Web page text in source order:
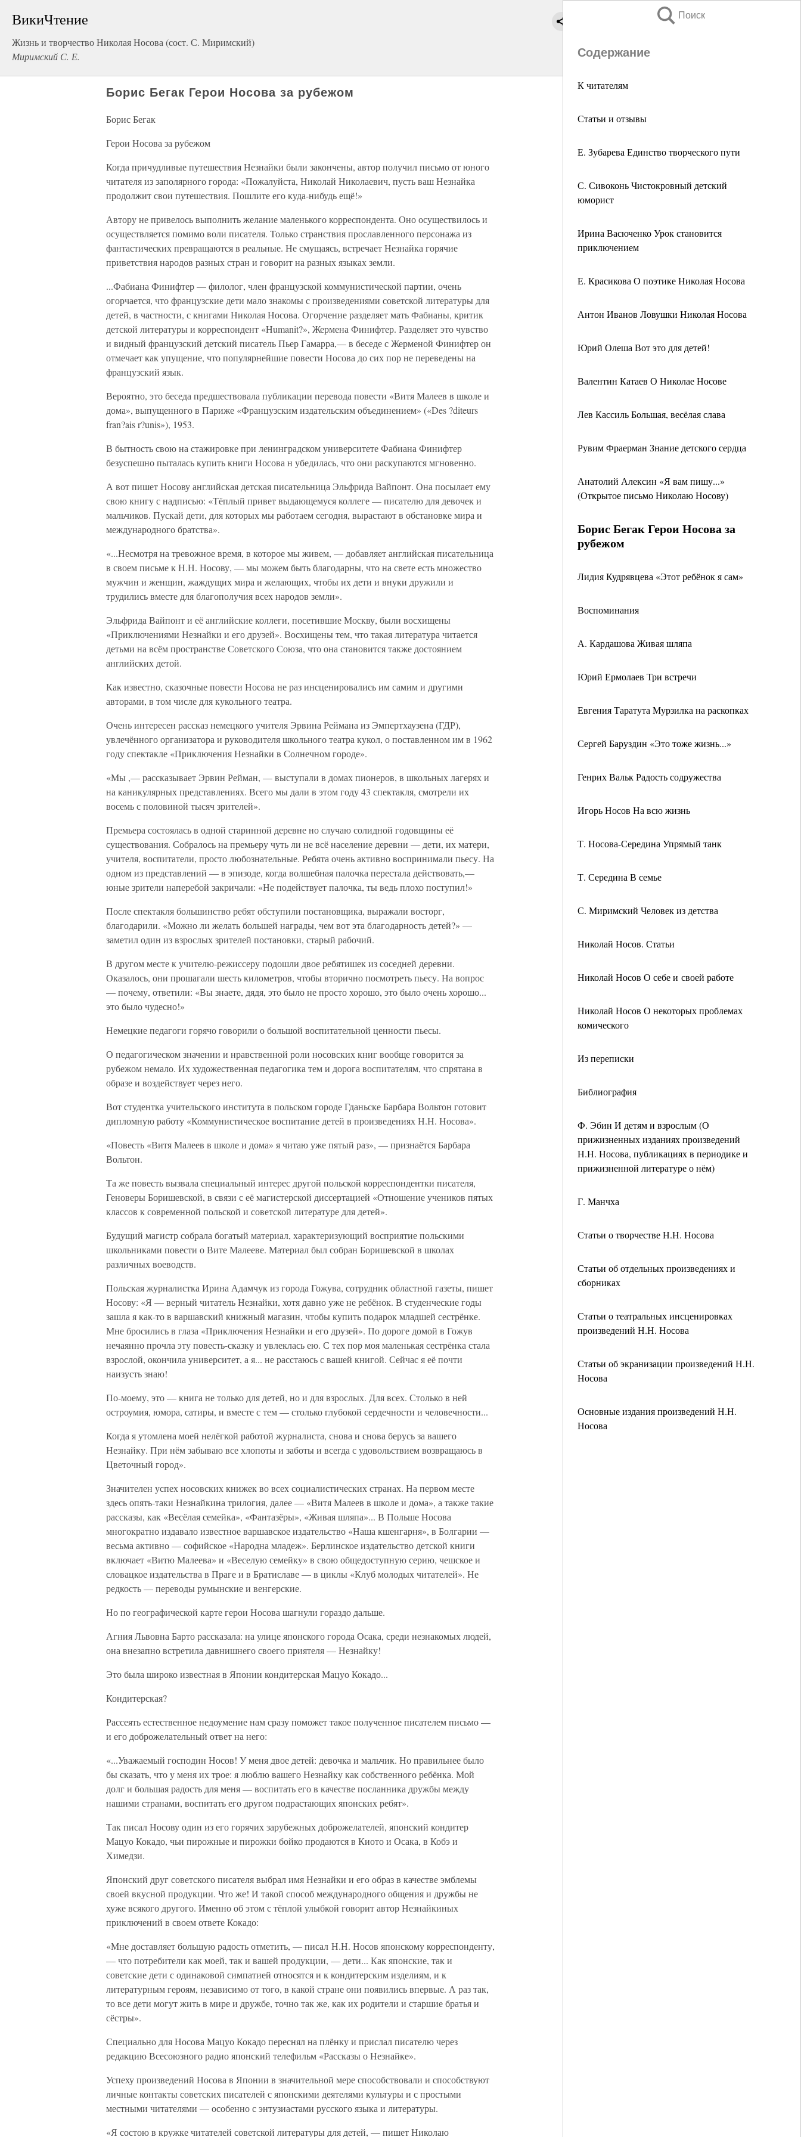
ВикиЧтение
Жизнь и творчество Николая Носова (сост. С. Миримский)
Миримский С. Е.
Поиск
Содержание
К читателям
Статьи и отзывы
Е. Зубарева Единство творческого пути
С. Сивоконь Чистокровный детский
юморист
Ирина Васюченко Урок становится
приключением
Е. Красикова О поэтике Николая Носова
Антон Иванов Ловушки Николая Носова
Юрий Олеша Вот это для детей!
Валентин Катаев О Николае Носове
Лев Кассиль Большая, весёлая слава
Рувим Фраерман Знание детского сердца
Анатолий Алексин «Я вам пишу...»
(Открытое письмо Николаю Носову)
Борис Бегак Герои Носова за
рубежом
Лидия Кудрявцева «Этот ребёнок я сам»
Воспоминания
А. Кардашова Живая шляпа
Юрий Ермолаев Три встречи
Евгения Таратута Мурзилка на раскопках
Сергей Баруздин «Это тоже жизнь...»
Генрих Вальк Радость содружества
Игорь Носов На всю жизнь
Т. Носова-Середина Упрямый танк
Т. Середина В семье
С. Миримский Человек из детства
Николай Носов. Статьи
Николай Носов О себе и своей работе
Николай Носов О некоторых проблемах
комического
Из переписки
Библиография
Ф. Эбин И детям и взрослым (О
прижизненных изданиях произведений
Н.Н. Носова, публикациях в периодике и
прижизненной литературе о нём)
Г. Манчха
Статьи о творчестве Н.Н. Носова
Статьи об отдельных произведениях и
сборниках
Статьи о театральных инсценировках
произведений Н.Н. Носова
Статьи об экранизации произведений Н.Н.
Носова
Основные издания произведений Н.Н.
Носова
Борис Бегак Герои Носова за рубежом
Борис Бегак
Герои Носова за рубежом
Когда причудливые путешествия Незнайки были закончены, автор получил письмо от юного
читателя из заполярного города: «Пожалуйста, Николай Николаевич, пусть ваш Незнайка
продолжит свои путешествия. Пошлите его куда-нибудь ещё!»
Автору не привелось выполнить желание маленького корреспондента. Оно осуществилось и
осуществляется помимо воли писателя. Только странствия прославленного персонажа из
фантастических превращаются в реальные. Не смущаясь, встречает Незнайка горячие
приветствия народов разных стран и говорит на разных языках земли.
...Фабиана Финифтер — филолог, член французской коммунистической партии, очень
огорчается, что французские дети мало знакомы с произведениями советской литературы для
детей, в частности, с книгами Николая Носова. Огорчение разделяет мать Фабианы, критик
детской литературы и корреспондент «Humanit?», Жермена Финифтер. Разделяет это чувство
и видный французский детский писатель Пьер Гамарра,— в беседе с Жерменой Финифтер он
отмечает как упущение, что популярнейшие повести Носова до сих пор не переведены на
французский язык.
Вероятно, это беседа предшествовала публикации перевода повести «Витя Малеев в школе и
дома», выпущенного в Париже «Французским издательским объединением» («Des ?diteurs
fran?ais r?unis»), 1953.
В бытность свою на стажировке при ленинградском университете Фабиана Финифтер
безуспешно пыталась купить книги Носова н убедилась, что они раскупаются мгновенно.
А вот пишет Носову английская детская писательница Эльфрида Вайпонт. Она посылает ему
свою книгу с надписью: «Тёплый привет выдающемуся коллеге — писателю для девочек и
мальчиков. Пускай дети, для которых мы работаем сегодня, вырастают в обстановке мира и
международного братства».
«...Несмотря на тревожное время, в которое мы живем, — добавляет английская писательница
в своем письме к Н.Н. Носову, — мы можем быть благодарны, что на свете есть множество
мужчин и женщин, жаждущих мира и желающих, чтобы их дети и внуки дружили и
трудились вместе для благополучия всех народов земли».
Эльфрида Вайпонт и её английские коллеги, посетившие Москву, были восхищены
«Приключениями Незнайки и его друзей». Восхищены тем, что такая литература читается
детьми на всём пространстве Советского Союза, что она становится также достоянием
английских детой.
Как известно, сказочные повести Носова не раз инсценировались им самим и другими
авторами, в том числе для кукольного театра.
Очень интересен рассказ немецкого учителя Эрвина Реймана из Эмпертхаузена (ГДР),
увлечённого организатора и руководителя школьного театра кукол, о поставленном им в 1962
году спектакле «Приключения Незнайки в Солнечном городе».
«Мы ,— рассказывает Эрвин Рейман, — выступали в домах пионеров, в школьных лагерях и
на каникулярных представлениях. Всего мы дали в этом году 43 спектакля, смотрели их
восемь с половиной тысяч зрителей».
Премьера состоялась в одной старинной деревне но случаю солидной годовщины её
существования. Собралось на премьеру чуть ли не всё население деревни — дети, их матери,
учителя, воспитатели, просто любознательные. Ребята очень активно воспринимали пьесу. На
одном из представлений — в эпизоде, когда волшебная палочка перестала действовать,—
юные зрители наперебой закричали: «Не подействует палочка, ты ведь плохо поступил!»
После спектакля большинство ребят обступили постановщика, выражали восторг,
благодарили. «Можно ли желать большей награды, чем вот эта благодарность детей?» —
заметил один из взрослых зрителей постановки, старый рабочий.
В другом месте к учителю-режиссеру подошли двое ребятишек из соседней деревни.
Оказалось, они прошагали шесть километров, чтобы вторично посмотреть пьесу. На вопрос
— почему, ответили: «Вы знаете, дядя, это было не просто хорошо, это было очень хорошо...
это было чудесно!»
Немецкие педагоги горячо говорили о большой воспитательной ценности пьесы.
О педагогическом значении и нравственной роли носовских книг вообще говорится за
рубежом немало. Их художественная педагогика тем и дорога воспитателям, что спрятана в
образе и воздействует через него.
Вот студентка учительского института в польском городе Гданьске Барбара Вольтон готовит
дипломную работу «Коммунистическое воспитание детей в произведениях Н.Н. Носова».
«Повесть «Витя Малеев в школе и дома» я читаю уже пятый раз», — признаётся Барбара
Вольтон.
Та же повесть вызвала специальный интерес другой польской корреспондентки писателя,
Геноверы Боришевской, в связи с её магистерской диссертацией «Отношение учеников пятых
классов к современной польской и советской литературе для детей».
Будущий магистр собрала богатый материал, характеризующий восприятие польскими
школьниками повести о Вите Малееве. Материал был собран Боришевской в школах
различных воеводств.
Польская журналистка Ирина Адамчук из города Гожува, сотрудник областной газеты, пишет
Носову: «Я — верный читатель Незнайки, хотя давно уже не ребёнок. В студенческие годы
зашла я как-то в варшавский книжный магазин, чтобы купить подарок младшей сестрёнке.
Мне бросились в глаза «Приключения Незнайки и его друзей». По дороге домой в Гожув
нечаянно прочла эту повесть-сказку и увлеклась ею. С тех пор моя маленькая сестрёнка стала
взрослой, окончила университет, а я... не расстаюсь с вашей книгой. Сейчас я её почти
наизусть знаю!
По-моему, это — книга не только для детей, но и для взрослых. Для всех. Столько в ней
остроумия, юмора, сатиры, и вместе с тем — столько глубокой сердечности и человечности...
Когда я утомлена моей нелёгкой работой журналиста, снова и снова берусь за вашего
Незнайку. При нём забываю все хлопоты и заботы и всегда с удовольствием возвращаюсь в
Цветочный город».
Значителен успех носовских книжек во всех социалистических странах. На первом месте
здесь опять-таки Незнайкина трилогия, далее — «Витя Малеев в школе и дома», а также такие
рассказы, как «Весёлая семейка», «Фантазёры», «Живая шляпа»... В Польше Носова
многократно издавало известное варшавское издательство «Наша кшенгарня», в Болгарии —
весьма активно — софийское «Народна младеж». Берлинское издательство детской книги
включает «Витю Малеева» и «Веселую семейку» в свою общедоступную серию, чешское и
словацкое издательства в Праге и в Братиславе — в циклы «Клуб молодых читателей». Не
редкость — переводы румынские и венгерские.
Но по географической карте герои Носова шагнули гораздо дальше.
Агния Львовна Барто рассказала: на улице японского города Осака, среди незнакомых людей,
она внезапно встретила давнишнего своего приятеля — Незнайку!
Это была широко известная в Японии кондитерская Мацуо Кокадо...
Кондитерская?
Рассеять естественное недоумение нам сразу поможет такое полученное писателем письмо —
и его доброжелательный ответ на него:
«...Уважаемый господин Носов! У меня двое детей: девочка и мальчик. Но правильнее было
бы сказать, что у меня их трое: я люблю вашего Незнайку как собственного ребёнка. Мой
долг и большая радость для меня — воспитать его в качестве посланника дружбы между
нашими странами, воспитать его другом подрастающих японских ребят».
Так писал Носову один из его горячих зарубежных доброжелателей, японский кондитер
Мацуо Кокадо, чьи пирожные и пирожки бойко продаются в Киото и Осака, в Кобэ и
Химедзи.
Японский друг советского писателя выбрал имя Незнайки и его образ в качестве эмблемы
своей вкусной продукции. Что же! И такой способ международного общения и дружбы не
хуже всякого другого. Именно об этом с тёплой улыбкой говорит автор Незнайкиных
приключений в своем ответе Кокадо:
«Мне доставляет большую радость отметить, — писал Н.Н. Носов японскому корреспонденту,
— что потребители как моей, так и вашей продукции, — дети... Как японские, так и
советские дети с одинаковой симпатией относятся и к кондитерским изделиям, и к
литературным героям, независимо от того, в какой стране они появились впервые. А раз так,
то все дети могут жить в мире и дружбе, точно так же, как их родители и старшие братья и
сёстры».
Специально для Носова Мацуо Кокадо переснял на плёнку и прислал писателю через
редакцию Всесоюзного радио японский телефильм «Рассказы о Незнайке».
Успеху произведений Носова в Японии в значительной мере способствовали и способствуют
личные контакты советских писателей с японскими деятелями культуры и с простыми
местными читателями — особенно с энтузиастами русского языка и литературы.
«Я состою в кружке читателей советской литературы для детей, — пишет Николаю